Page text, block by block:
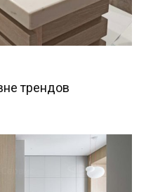
трендов